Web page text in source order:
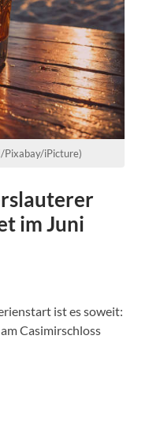
Pixabay/iPicture)
im Juni
ist es soweit:
Casimirschloss